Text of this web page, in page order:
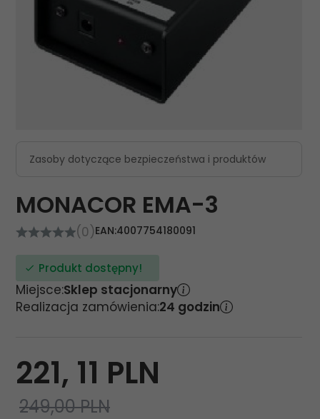
Zasoby dotyczące bezpieczeństwa i produktów
MONACOR EMA-3
(0)EAN:4007754180091
Produkt dostępny!
Miejsce:Sklep stacjonarny
Realizacja zamówienia:24 godzin
221, 11 PLN
249,00 PLN